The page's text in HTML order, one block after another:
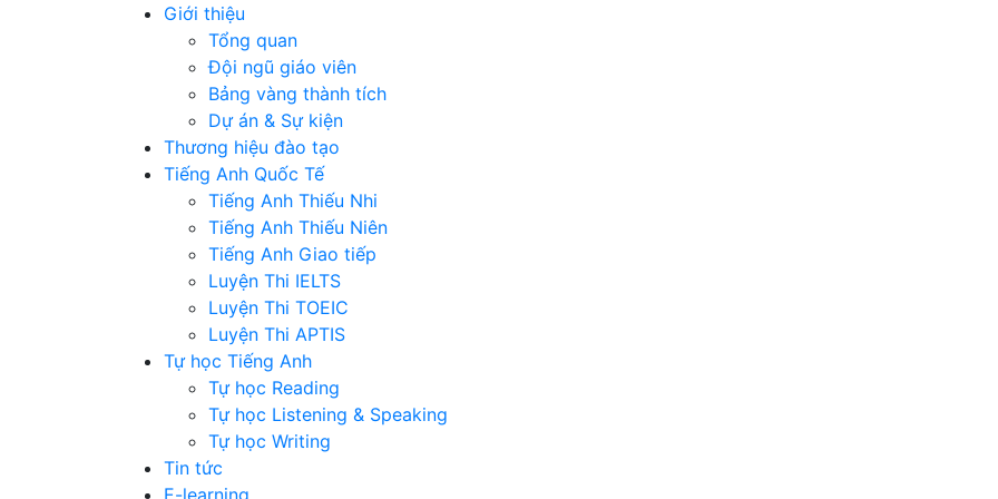
Giới thiệu
Tổng quan
Đội ngũ giáo viên
Bảng vàng thành tích
Dự án & Sự kiện
Thương hiệu đào tạo
Tiếng Anh Quốc Tế
Tiếng Anh Thiếu Nhi
Tiếng Anh Thiếu Niên
Tiếng Anh Giao tiếp
Luyện Thi IELTS
Luyện Thi TOEIC
Luyện Thi APTIS
Tự học Tiếng Anh
Tự học Reading
Tự học Listening & Speaking
Tự học Writing
Tin tức
E-learning